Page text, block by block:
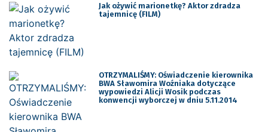
Jak ożywić marionetkę? Aktor zdradza
tajemnicę (FILM)
OTRZYMALIŚMY: Oświadczenie kierownika
BWA Sławomira Woźniaka dotyczące
wypowiedzi Alicji Wosik podczas
konwencji wyborczej w dniu 5.11.2014